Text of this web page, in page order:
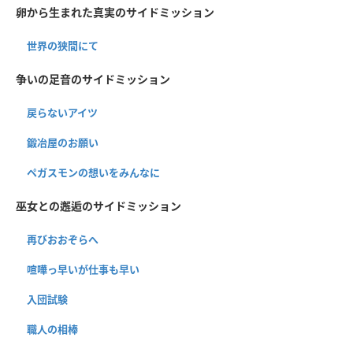
卵から生まれた真実のサイドミッション
世界の狭間にて
争いの足音のサイドミッション
戻らないアイツ
鍛冶屋のお願い
ペガスモンの想いをみんなに
巫女との邂逅のサイドミッション
再びおおぞらへ
喧嘩っ早いが仕事も早い
入団試験
職人の相棒